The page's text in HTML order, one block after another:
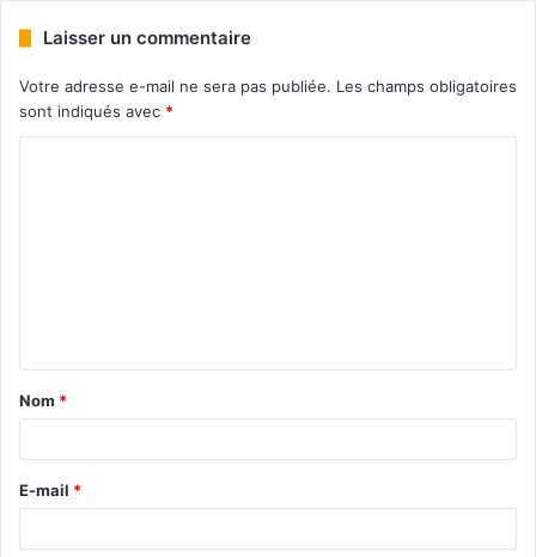
Laisser un commentaire
Votre adresse e-mail ne sera pas publiée. Les champs obligatoires
sont indiqués avec *
Nom *
E-mail *